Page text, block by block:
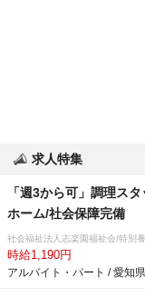
求人特集
「週3から可」調理ス
ホーム/社会保障完備
社会福祉法人志楽園福祉会/特別
時給1,190円
アルバイト・パート / 愛知県